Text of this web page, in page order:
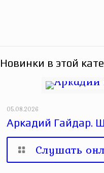
Новинки в этой
05.08.2026
Аркадий Гайдар.
Слушать